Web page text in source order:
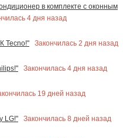
в комплекте с оконным
4 дня назад
Tecno!"
Закончилась 2 дня назад
Закончилась 4 дня назад
19 дней назад
LG!"
Закончилась 8 дней назад